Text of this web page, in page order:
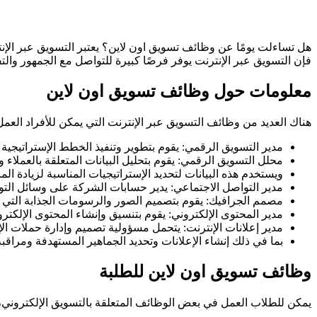
هل تساءلت يومًا عن وظائف تسويق اون لاين؟ يعتبر التسويق عبر
فإن التسويق عبر الإنترنت يوفر فرصًا كبيرة للتواصل مع الجمهور
معلومات حول وظائف تسويق اون لاين
هناك العديد من وظائف التسويق عبر الإنترنت التي يمكن للأفراد
مدير التسويق الرقمي: يقوم بتطوير وتنفيذ الخطط
محلل التسويق الرقمي: يقوم بتحليل البيانات المتعلقة بالعملاء
ويستخدم هذه البيانات لتحديد الإستراتيجيات المناسبة لزيادة
مدير التواصل الاجتماعي: يدير حسابات الشركة على وسائل
مصمم الجرافيك: يقوم بتصميم الصور والرسومات الجذابة التي
مدير المحتوى الإلكتروني: يقوم بتنسيق وإنشاء المحتوى
مدير إعلانات الإنترنت: يتحمل مسؤولية تصميم وإدارة حملات
بما في ذلك إنشاء الإعلانات وتحديد الجماهير المستهدفة ومراقبة
وظائف تسويق اون لاين للطلبة
يمكن للطلاب العمل في بعض الوظائف المتعلقة بالتسويق